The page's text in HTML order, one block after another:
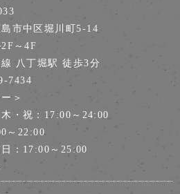
市中区堀川町5-14
～4F
八丁堀駅 徒歩3分
7434
＞
・祝：17:00～24:00
～22:00
：17:00～25:00